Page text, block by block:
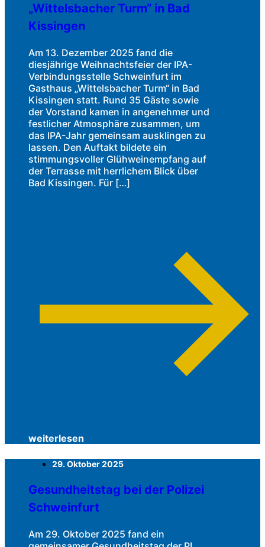
„Wittelsbacher Turm“ in Bad
Kissingen
Am 13. Dezember 2025 fand die
diesjährige Weihnachtsfeier der IPA-
Verbindungsstelle Schweinfurt im
Gasthaus „Wittelsbacher Turm“ in Bad
Kissingen statt. Rund 35 Gäste sowie
der Vorstand kamen in angenehmer und
festlicher Atmosphäre zusammen, um
das IPA-Jahr gemeinsam ausklingen zu
lassen. Den Auftakt bildete ein
stimmungsvoller Glühweinempfang auf
der Terrasse mit herrlichem Blick über
Bad Kissingen. Für […]
weiterlesen
29. Oktober 2025
Gesundheitstag bei der Polizei
Schweinfurt
Am 29. Oktober 2025 fand ein